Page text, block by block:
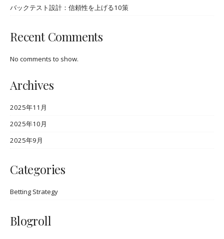
バックテスト設計：信頼性を上げる10策
Recent Comments
No comments to show.
Archives
2025年11月
2025年10月
2025年9月
Categories
Betting Strategy
Blogroll